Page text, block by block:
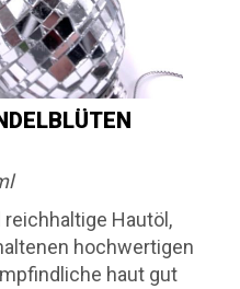
Hautöl,
hochwertigen
haut gut